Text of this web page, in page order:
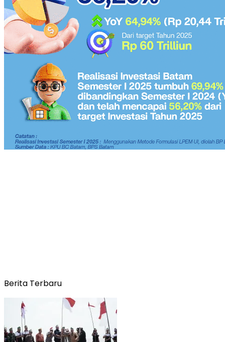
Berita Terbaru